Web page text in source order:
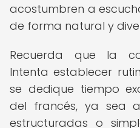
acostumbren a
de forma natural y
Recuerda que la
Intenta establecer
se dedique tiempo
del francés, ya sea
estructuradas o